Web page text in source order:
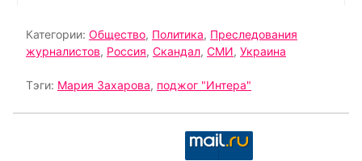
Категории: Общество, Политика, Преследования
журналистов, Россия, Скандал, СМИ, Украина
Тэги: Мария Захарова, поджог "Интера"